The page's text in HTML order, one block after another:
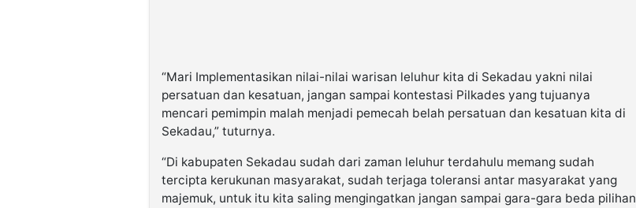
“Mari Implementasikan nilai-nilai warisan leluhur kita di Sekadau yakni nilai
persatuan dan kesatuan, jangan sampai kontestasi Pilkades yang tujuanya
mencari pemimpin malah menjadi pemecah belah persatuan dan kesatuan kita di
Sekadau,” tuturnya.
“Di kabupaten Sekadau sudah dari zaman leluhur terdahulu memang sudah
tercipta kerukunan masyarakat, sudah terjaga toleransi antar masyarakat yang
majemuk, untuk itu kita saling mengingatkan jangan sampai gara-gara beda pilihan